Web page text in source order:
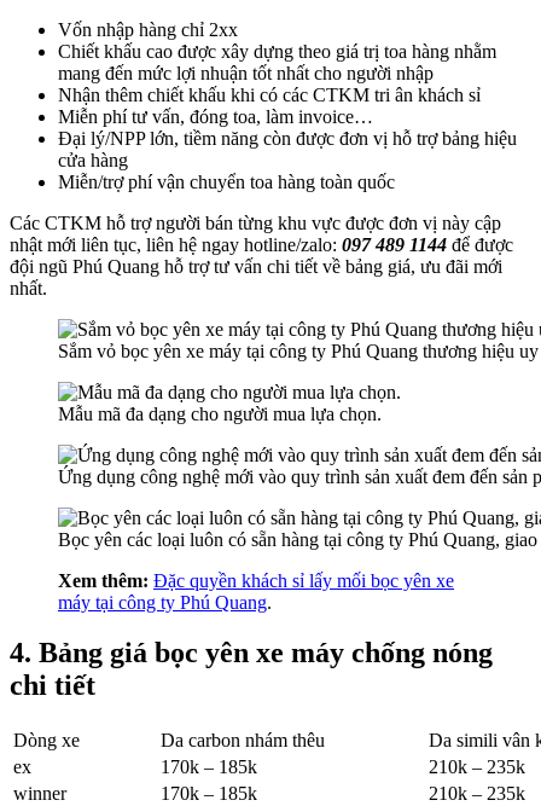
Vốn nhập hàng chỉ 2xx
Chiết khấu cao được xây dựng theo giá trị toa hàng nhằm
mang đến mức lợi nhuận tốt nhất cho người nhập
Nhận thêm chiết khấu khi có các CTKM tri ân khách sỉ
Miễn phí tư vấn, đóng toa, làm invoice…
Đại lý/NPP lớn, tiềm năng còn được đơn vị hỗ trợ bảng hiệu
cửa hàng
Miễn/trợ phí vận chuyển toa hàng toàn quốc
Các CTKM hỗ trợ người bán từng khu vực được đơn vị này cập
nhật mới liên tục, liên hệ ngay hotline/zalo: 097 489 1144 để được
đội ngũ Phú Quang hỗ trợ tư vấn chi tiết về bảng giá, ưu đãi mới
nhất.
Sắm vỏ bọc yên xe máy tại công ty Phú Quang thương hiệu
Mẫu mã đa dạng cho người mua lựa chọn.
Ứng dụng công nghệ mới vào quy trình sản xuất đem đến sản
Bọc yên các loại luôn có sẵn hàng tại công ty Phú Quang,
Xem thêm: Đặc quyền khách sỉ lấy mối bọc yên xe
máy tại công ty Phú Quang.
4. Bảng giá bọc yên xe máy chống nóng
chi tiết
Dòng xe Da carbon nhám thêu
Da simili vân
ex
170k – 185k
210k – 235k
winner
170k – 185k
210k – 235k